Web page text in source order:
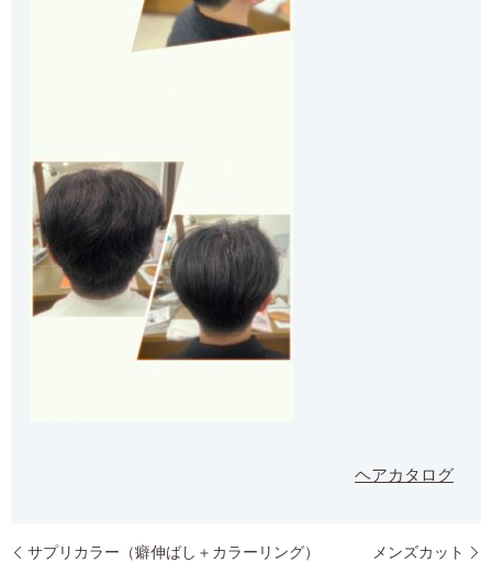
ヘアカタログ
サプリカラー（癖伸ばし＋カラーリング） メンズカット